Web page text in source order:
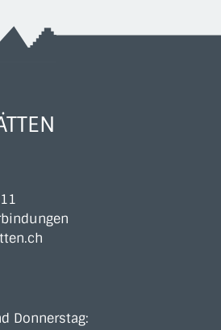
Donnerstag: